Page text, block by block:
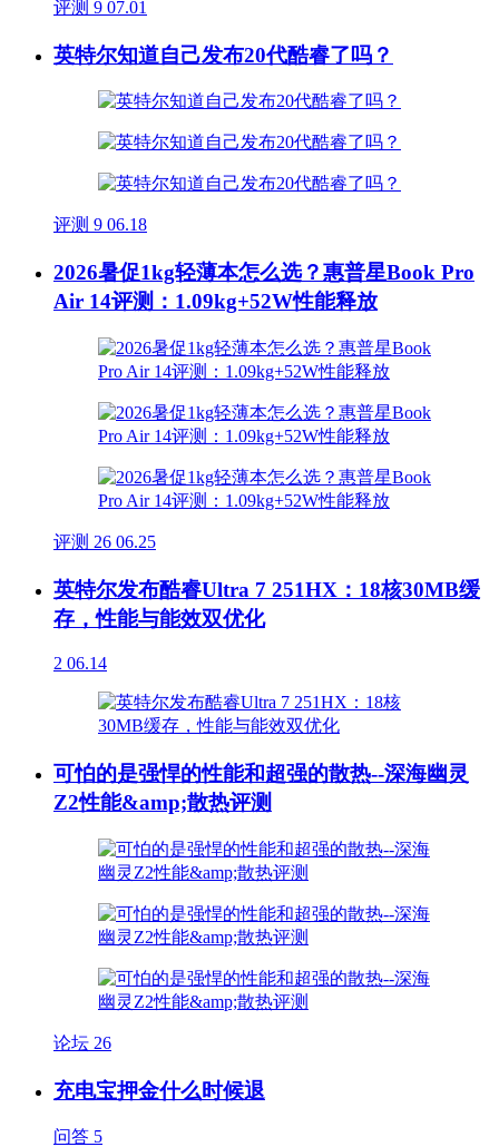
评测 9 07.01
英特尔知道自己发布20代酷睿了吗？
评测 9 06.18
2026暑促1kg轻薄本怎么选？惠普星Book Pro
Air 14评测：1.09kg+52W性能释放
评测 26 06.25
英特尔发布酷睿Ultra 7 251HX：18核30MB缓
存，性能与能效双优化
2 06.14
可怕的是强悍的性能和超强的散热--深海幽灵
Z2性能&amp;散热评测
论坛 26
充电宝押金什么时候退
问答 5